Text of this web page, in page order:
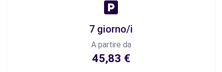
7 giorno/i
A partire da
45,83 €